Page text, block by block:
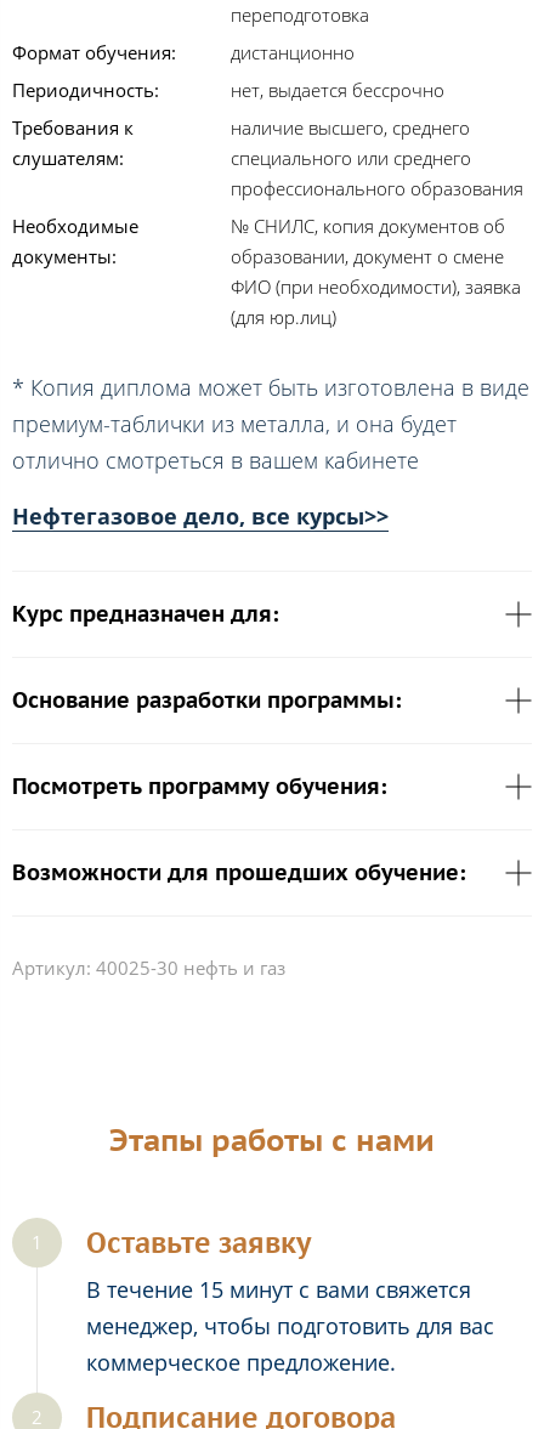
переподготовка
Формат обучения:
дистанционно
Периодичность:
нет, выдается бессрочно
Требования к
слушателям:
наличие высшего, среднего
специального или среднего
профессионального образования
Необходимые
документы:
№ СНИЛС, копия документов об
образовании, документ о смене
ФИО (при необходимости), заявка
(для юр.лиц)
* Копия диплома может быть изготовлена в виде
премиум-таблички из металла, и она будет
отлично смотреться в вашем кабинете
Нефтегазовое дело, все курсы>>
Курс предназначен для:
Основание разработки программы:
Посмотреть программу обучения:
Возможности для прошедших обучение:
Артикул: 40025-30 нефть и газ
Этапы работы с нами
Оставьте заявку
В течение 15 минут с вами свяжется
менеджер, чтобы подготовить для вас
коммерческое предложение.
Подписание договора